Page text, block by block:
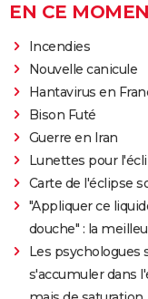
EN CE
Incendies
Nouvelle canicule
Hantavirus en
Bison Futé
Guerre en Iran
Lunettes pour
Carte de l'éclipse
"Appliquer ce
douche" : la
Les psychologues
s'accumuler dans